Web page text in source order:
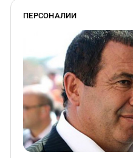
ПЕРСОНАЛИИ